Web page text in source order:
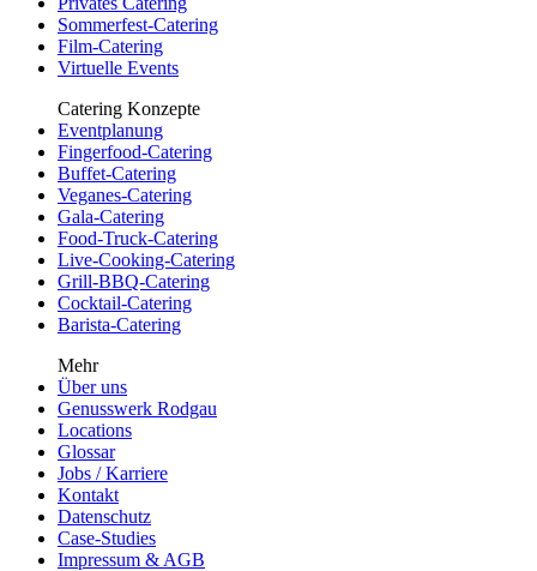
Sommerfest-Catering
Film-Catering
Virtuelle Events
Catering Konzepte
Eventplanung
Fingerfood-Catering
Buffet-Catering
Veganes-Catering
Gala-Catering
Food-Truck-Catering
Live-Cooking-Catering
Grill-BBQ-Catering
Cocktail-Catering
Barista-Catering
Mehr
Über uns
Genusswerk Rodgau
Locations
Glossar
Jobs / Karriere
Kontakt
Datenschutz
Case-Studies
Impressum & AGB